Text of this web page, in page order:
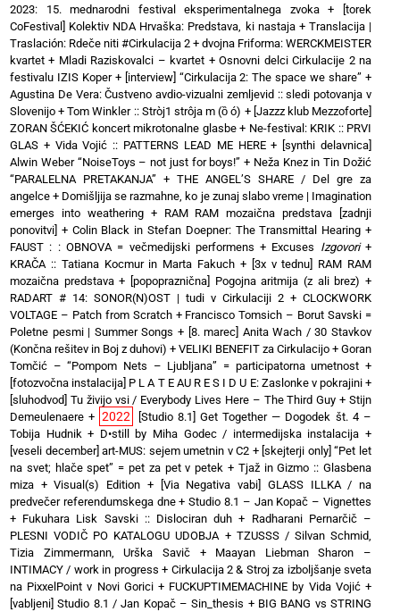
2023: 15. mednarodni festival eksperimentalnega zvoka+
[torek
CoFestival] Kolektiv NDA Hrvaška: Predstava, ki nastaja+ Translacija |
Traslación: Rdeče niti #Cirkulacija 2 + dvojna Friforma: WERCKMEISTER
kvartet + Mladi Raziskovalci – kvartet +Osnovni delci Cirkulacije 2 na
festivalu IZIS Koper+ [interview] “Cirkulacija 2: The space we share” +
Agustina De Vera: Čustveno avdio-vizualni zemljevid :: sledi potovanja v
Slovenijo +Tom Winkler :: Stròj1 strôja m (ȍ ó) + [Jazzz klub Mezzoforte]
ZORAN ŠĆEKIĆ koncert mikrotonalne glasbe+ Ne-festival: KRIK :: PRVI
GLAS + Vida Vojić :: PATTERNS LEAD ME HERE+ [synthi delavnica]
Alwin Weber “NoiseToys – not just for boys!” + Neža Knez in Tin Dožić
“PARALELNA PRETAKANJA” + THE ANGEL’S SHARE / Del gre za
angelce + Domišljija se razmahne, ko je zunaj slabo vreme | Imagination
emerges into weathering+ RAM RAM mozaična predstava [zadnji
ponovitvi] + Colin Black in Stefan Doepner: The Transmittal Hearing +
FAUST : : OBNOVA = večmedijski performens + Excuses Izgovori+
KRAČA :: Tatiana Kocmur in Marta Fakuch + [3x v tednu] RAM RAM
mozaična predstava+ [popopraznična] Pogojna aritmija (z ali brez) +
RADART # 14: SONOR(N)OST | tudi v Cirkulaciji 2 + CLOCKWORK
VOLTAGE – Patch from Scratch+ Francisco Tomsich – Borut Savski =
Poletne pesmi | Summer Songs + [8. marec] Anita Wach / 30 Stavkov
(Končna rešitev in Boj z duhovi) + VELIKI BENEFIT za Cirkulacijo + Goran
Tomčić – “Pompom Nets – Ljubljana” = participatorna umetnost +
[fotozvočna instalacija] P L A T E AU R E S I D U E: Zaslonke v pokrajini+
[sluhodvod] Tu živijo vsi / Everybody Lives Here – The Third Guy + Stijn
Demeulenaere + 2022
[Studio 8.1] Get Together — Dogodek št. 4 –
Tobija Hudnik + D•still by Miha Godec / intermedijska instalacija +
[veseli december] art-MUS: sejem umetnin v C2 + [skejterji only] “Pet let
na svet; hlače spet” = pet za pet v petek + Tjaž in Gizmo :: Glasbena
miza + Visual(s) Edition +
[Via Negativa vabi] GLASS ILLKA / na
predvečer referendumskega dne+Studio 8.1 – Jan Kopač – Vignettes
+ Fukuhara Lisk Savski :: Dislociran duh + Radharani Pernarčič –
PLESNI VODIČ PO KATALOGU UDOBJA + TZUSSS / Silvan Schmid,
Tizia Zimmermann, Urška Savič+ Maayan Liebman Sharon –
INTIMACY / work in progress + Cirkulacija 2 & Stroj za izboljšanje sveta
na PixxelPoint v Novi Gorici+ FUCKUPTIMEMACHINE by Vida Vojić+
[vabljeni] Studio 8.1 / Jan Kopač – Sin_thesis + BIG BANG vs STRING